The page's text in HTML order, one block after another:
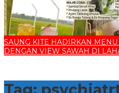
SAUNG KITE HADIRKAN
DENGAN VIEW SAWAH DI